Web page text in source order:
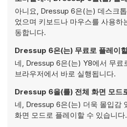
아니요, Dressup 6은(는) 데스크
었으며 키보드나 마우스를 사용하
동합니다.
Dressup 6은(는) 무료로 플레이
네, Dressup 6은(는) Y8에서 무료
브라우저에서 바로 실행됩니다.
Dressup 6을(를) 전체 화면 모드
네, Dressup 6은(는) 더욱 몰입감
화면 모드로 플레이할 수 있습니다.